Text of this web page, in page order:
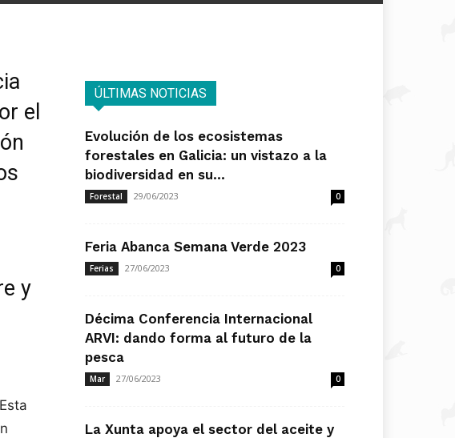
el
y
ÚLTIMAS NOTICIAS
Evolución de los ecosistemas
forestales en Galicia: un vistazo a la
biodiversidad en su...
Forestal 29/06/2023 0
Feria Abanca Semana Verde 2023
Ferias 27/06/2023 0
Décima Conferencia Internacional
ARVI: dando forma al futuro de la
pesca
Mar 27/06/2023 0
La Xunta apoya el sector del aceite y